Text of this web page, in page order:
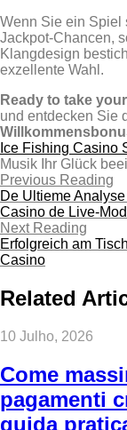
Wenn Sie ein Spiel
Jackpot‑Chancen,
Klangdesign
exzellente Wahl.
Ready to take
und entdecken Sie
Ice Fishing Casino
Musik Ihr Glück
Previous Reading
De Ultieme
Casino de
Next Reading
Erfolgreich am
Casino
Related
10 Julho, 2026
Come
pagamenti
guida